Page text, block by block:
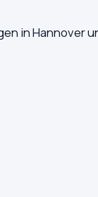
in Hannover